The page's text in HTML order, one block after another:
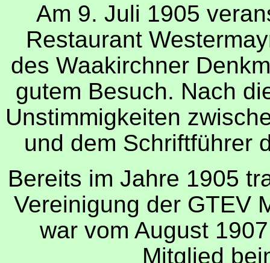
Am 9. Juli 1905
Restaurant
des Waakirchner
gutem Besuch. Nach
Unstimmigkeiten
und dem Schriftführer
Bereits im Jahre 1905
Vereinigung der GTEV
war vom August
Mitglied